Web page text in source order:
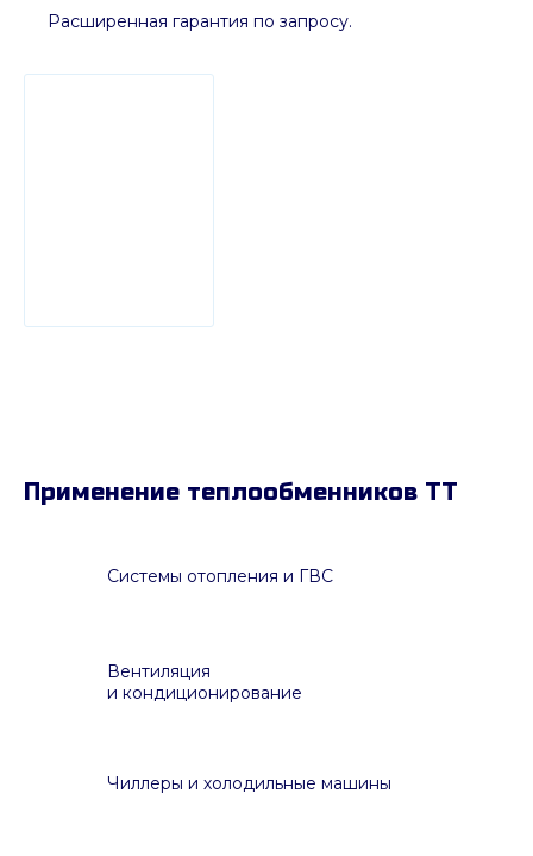
Расширенная гарантия по запросу.
Применение теплообменников ТТ
Системы отопления и ГВС
Вентиляция
и кондиционирование
Чиллеры и холодильные машины